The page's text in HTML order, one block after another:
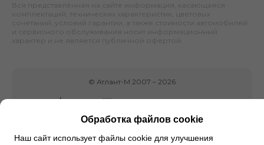
Вся представленная на сайте информация, касающаяся
комплектаций, технических характеристик, цветовых
сочетаний, условий гарантии, а также стоимости автомобилей
и сервисного обслуживания носит информационный
характер и не является публичной офертой.
© Атлант-М 2007 – 2026
Обработка файлов cookie
Наш сайт использует файлы cookie для улучшения